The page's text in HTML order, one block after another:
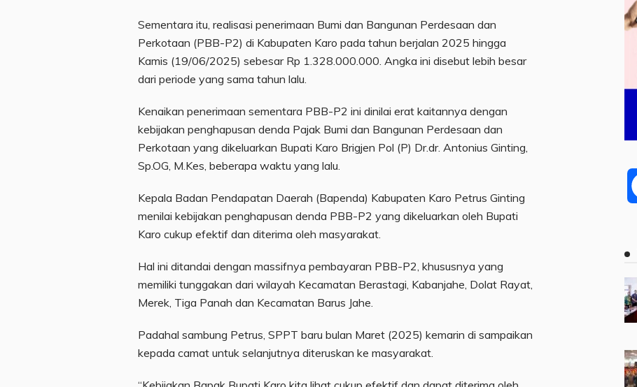
Sementara itu, realisasi penerimaan Bumi dan Bangunan Perdesaan dan
Perkotaan (PBB-P2) di Kabupaten Karo pada tahun berjalan 2025 hingga
Kamis (19/06/2025) sebesar Rp 1.328.000.000. Angka ini disebut lebih besar
dari periode yang sama tahun lalu.
Kenaikan penerimaan sementara PBB-P2 ini dinilai erat kaitannya dengan
kebijakan penghapusan denda Pajak Bumi dan Bangunan Perdesaan dan
Perkotaan yang dikeluarkan Bupati Karo Brigjen Pol (P) Dr.dr. Antonius Ginting,
Sp.OG, M.Kes, beberapa waktu yang lalu.
Kepala Badan Pendapatan Daerah (Bapenda) Kabupaten Karo Petrus Ginting
menilai kebijakan penghapusan denda PBB-P2 yang dikeluarkan oleh Bupati
Karo cukup efektif dan diterima oleh masyarakat.
Hal ini ditandai dengan massifnya pembayaran PBB-P2, khususnya yang
memiliki tunggakan dari wilayah Kecamatan Berastagi, Kabanjahe, Dolat Rayat,
Merek, Tiga Panah dan Kecamatan Barus Jahe.
Padahal sambung Petrus, SPPT baru bulan Maret (2025) kemarin di sampaikan
kepada camat untuk selanjutnya diteruskan ke masyarakat.